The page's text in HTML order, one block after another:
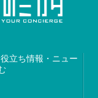
立ち情報・ニュー